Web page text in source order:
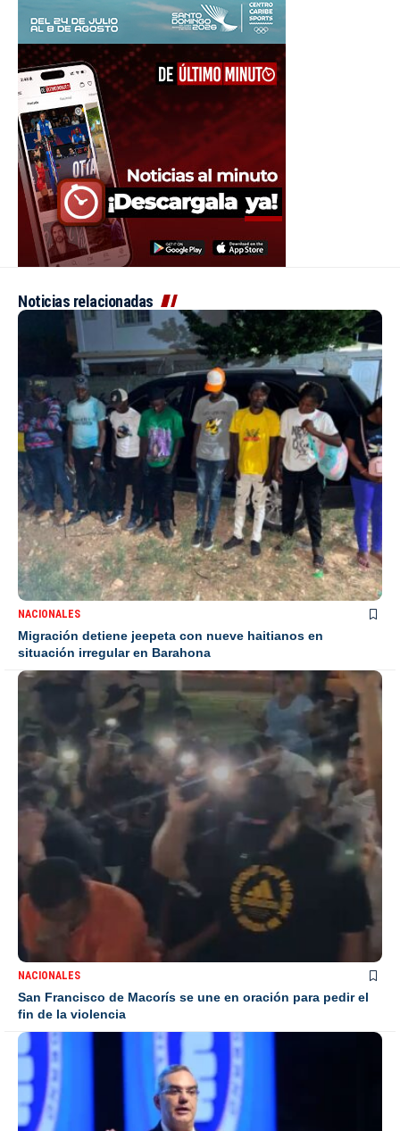
Noticias relacionadas
NACIONALES
Migración detiene jeepeta con nueve haitianos en
situación irregular en Barahona
NACIONALES
San Francisco de Macorís se une en oración para pedir el
fin de la violencia